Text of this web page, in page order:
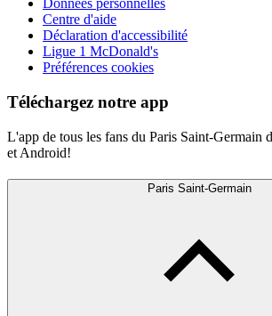
Données personnelles
Centre d'aide
Déclaration d'accessibilité
Ligue 1 McDonald's
Préférences cookies
Téléchargez notre app
L'app de tous les fans du Paris Saint-Germain
et Android!
Paris Saint-Germain